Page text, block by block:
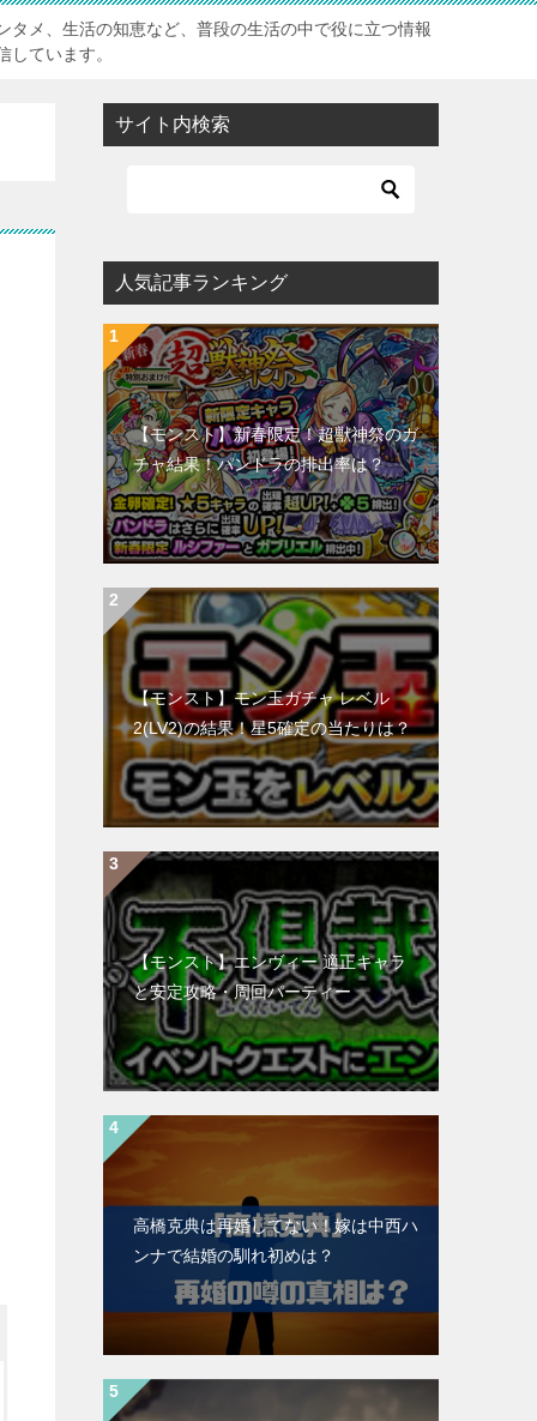
タメ、生活の知恵など、普段の生活の中で役に立つ情報
ています。
サイト内検索
人気記事ランキング
【モンスト】新春限定！超獣神祭のガ
チャ結果！パンドラの排出率は？
【モンスト】モン玉ガチャ レベル
2(LV2)の結果！星5確定の当たりは？
【モンスト】エンヴィー 適正キャラ
と安定攻略・周回パーティー
高橋克典は再婚してない！嫁は中西ハ
ンナで結婚の馴れ初めは？